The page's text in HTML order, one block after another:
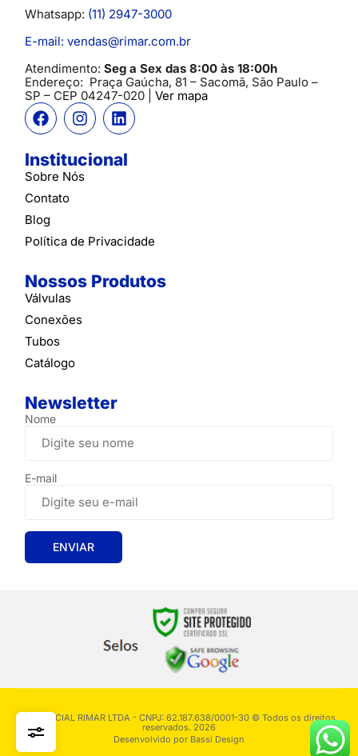
Whatsapp: (11) 2947-3000
E-mail: vendas@rimar.com.br
Atendimento: Seg a Sex das 8:00 às 18:00h
Endereço: Praça Gaúcha, 81 – Sacomã, São Paulo –
SP – CEP 04247-020 | Ver mapa
Institucional
Sobre Nós
Contato
Blog
Política de Privacidade
Nossos Produtos
Válvulas
Conexões
Tubos
Catálogo
Newsletter
Nome
E-mail
COMERCIAL RIMAR LTDA - CNPJ: 62.187.638/0001-30 © Todos os direitos
reservados. 2026
Desenvolvido por Bassi Design